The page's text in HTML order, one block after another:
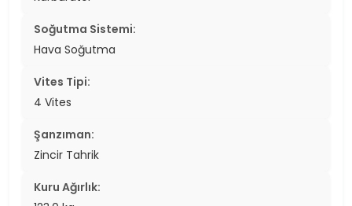
Soğutma Sistemi:
Hava Soğutma
Vites Tipi:
4 Vites
Şanzıman:
Zincir Tahrik
Kuru Ağırlık: